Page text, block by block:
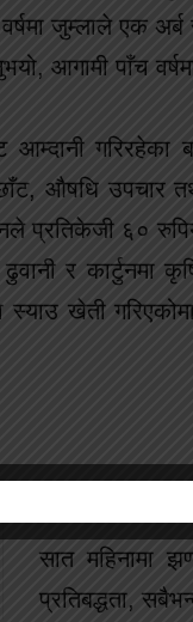
जुम्लाले एक अर्ब
पाँच
गरिरहेका
औषधि उपचार
प्रतिकेजी ६०
र कार्टुनमा
खेती
सात महिनामा
प्रतिबद्धता,